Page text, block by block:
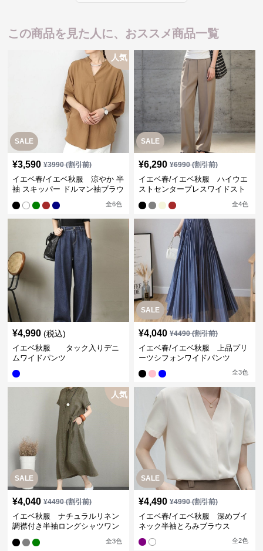
この商品を見た人に、おススメ商品一覧
SALE
人気
¥3,590 ¥3990(割引前)
イエベ春/イエベ秋服 涼やか 半
袖 スキッパー ドルマン袖ブラウ
全6色
SALE
¥6,290 ¥6990(割引前)
イエベ春/イエベ秋服 ハイウエ
ストセンタープレスワイドスト
全4色
¥4,990 (税込)
イエベ秋服 タック入りデニ
ムワイドパンツ
SALE
¥4,040 ¥4490(割引前)
イエベ春/イエベ秋服 上品プリ
ーツシフォンワイドパンツ
全3色
SALE
人気
¥4,040 ¥4490(割引前)
イエベ秋服 ナチュラルリネン
調襟付き半袖ロングシャツワン
全3色
SALE
¥4,490 ¥4990(割引前)
イエベ春/イエベ秋服 深めブイ
ネック半袖とろみブラウス
全2色